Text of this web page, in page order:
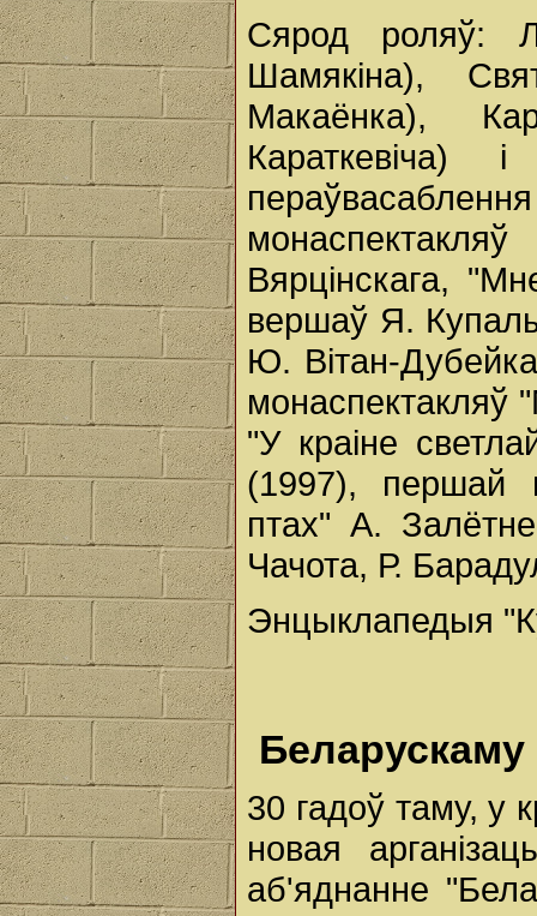
Сярод роляў:
Шамякіна),
Макаёнка),
Караткевіча)
Вярцінскага,
вершаў Я.
Ю. Вітан-
монаспектакляў
"У краіне
(1997), першай
птах" А.
Чачота, Р.
Энцыклапедыя
30 гадоў таму, у
новая
аб'яднанне